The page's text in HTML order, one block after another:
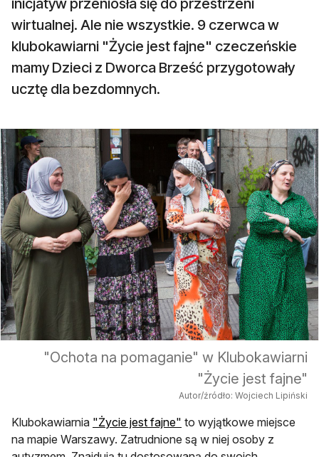
inicjatyw przeniosła się do przestrzeni
wirtualnej. Ale nie wszystkie. 9 czerwca w
klubokawiarni "Życie jest fajne" czeczeńskie
mamy Dzieci z Dworca Brześć przygotowały
ucztę dla bezdomnych.
"Ochota na pomaganie" w Klubokawiarni
"Życie jest fajne"
Autor/źródło: Wojciech Lipiński
Klubokawiarnia "Życie jest fajne" to wyjątkowe miejsce
na mapie Warszawy. Zatrudnione są w niej osoby z